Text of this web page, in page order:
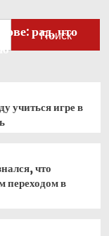
Поиск
рад, что
учиться игре в
что
переходом в